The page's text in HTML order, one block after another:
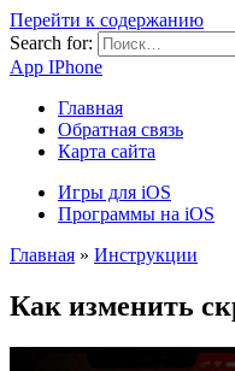
Перейти к содержанию
Search for:
App IPhone
Главная
Обратная связь
Карта сайта
Игры для iOS
Программы на iOS
Главная » Инструкции
Как изменить